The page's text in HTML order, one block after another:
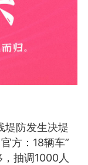
术
击购买
堤防发生决堤
方：18辆车”
抽调1000人